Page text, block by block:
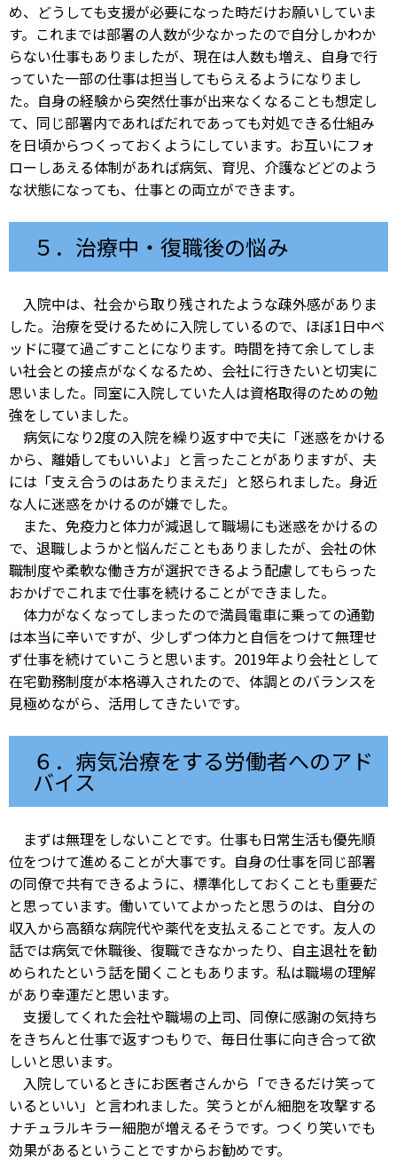
め、どうしても支援が必要になった時だけお願いしていま
す。これまでは部署の人数が少なかったので自分しかわか
らない仕事もありましたが、現在は人数も増え、自身で行
っていた一部の仕事は担当してもらえるようになりまし
た。自身の経験から突然仕事が出来なくなることも想定し
て、同じ部署内であればだれであっても対処できる仕組み
を日頃からつくっておくようにしています。お互いにフォ
ローしあえる体制があれば病気、育児、介護などどのよう
な状態になっても、仕事との両立ができます。
５．治療中・復職後の悩み
入院中は、社会から取り残されたような疎外感がありま
した。治療を受けるために入院しているので、ほぼ1日中ベ
ッドに寝て過ごすことになります。時間を持て余してしま
い社会との接点がなくなるため、会社に行きたいと切実に
思いました。同室に入院していた人は資格取得のための勉
強をしていました。
病気になり2度の入院を繰り返す中で夫に「迷惑をかける
から、離婚してもいいよ」と言ったことがありますが、夫
には「支え合うのはあたりまえだ」と怒られました。身近
な人に迷惑をかけるのが嫌でした。
また、免疫力と体力が減退して職場にも迷惑をかけるの
で、退職しようかと悩んだこともありましたが、会社の休
職制度や柔軟な働き方が選択できるよう配慮してもらった
おかげでこれまで仕事を続けることができました。
体力がなくなってしまったので満員電車に乗っての通勤
は本当に辛いですが、少しずつ体力と自信をつけて無理せ
ず仕事を続けていこうと思います。2019年より会社として
在宅勤務制度が本格導入されたので、体調とのバランスを
見極めながら、活用してきたいです。
６．病気治療をする労働者へのアド
バイス
まずは無理をしないことです。仕事も日常生活も優先順
位をつけて進めることが大事です。自身の仕事を同じ部署
の同僚で共有できるように、標準化しておくことも重要だ
と思っています。働いていてよかったと思うのは、自分の
収入から高額な病院代や薬代を支払えることです。友人の
話では病気で休職後、復職できなかったり、自主退社を勧
められたという話を聞くこともあります。私は職場の理解
があり幸運だと思います。
支援してくれた会社や職場の上司、同僚に感謝の気持ち
をきちんと仕事で返すつもりで、毎日仕事に向き合って欲
しいと思います。
入院しているときにお医者さんから「できるだけ笑って
いるといい」と言われました。笑うとがん細胞を攻撃する
ナチュラルキラー細胞が増えるそうです。つくり笑いでも
効果があるということですからお勧めです。